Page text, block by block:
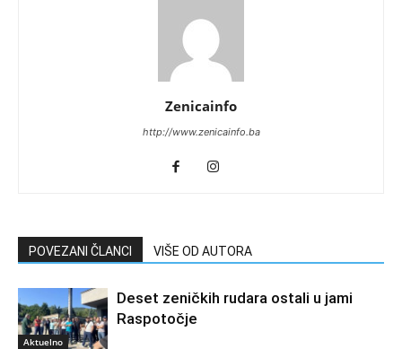
Zenicainfo
http://www.zenicainfo.ba
POVEZANI ČLANCI VIŠE OD AUTORA
Aktuelno
Deset zeničkih rudara ostali u jami
Raspotočje